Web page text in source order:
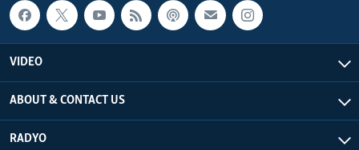
VIDEO
ABOUT & CONTACT US
RADYO